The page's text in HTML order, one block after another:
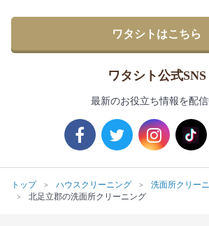
ワタシトはこちら
ワタシト公式SNS
最新のお役立ち情報を配信
トップ ハウスクリーニング 洗面所クリー
北足立郡の洗面所クリーニング